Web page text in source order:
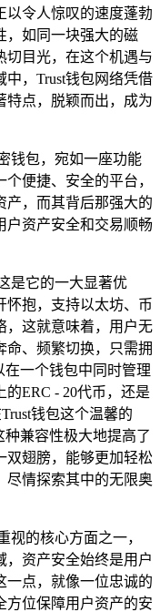
以令人惊叹的速度蓬勃
，如同一块强大的磁
切目光，在这个机遇与
，Trust钱包网络凭借
特点，脱颖而出，成为
钱包，宛如一座功能
便捷、安全的平台，
产，而其背后那强大的
户资产安全和交易顺畅
是它的一大显著优
怀抱，支持以太坊、币
，这就意味着，用户无
命、频繁切换，只需拥
在一个钱包中同时管理
ERC - 20代币，还是
钱包这个温馨的
兼容性极大地提高了
双翅膀，能够更加轻松
尽情探索其中的无限奥
视的核心方面之一，
，资产安全始终是用户
一点，就像一位忠诚的
方位保障用户资产的安